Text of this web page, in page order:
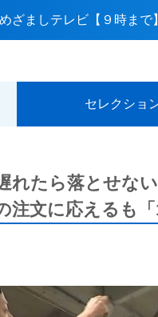
ましテレビ【９時ま
セレクショ
れたら落とせな
文に応えるも